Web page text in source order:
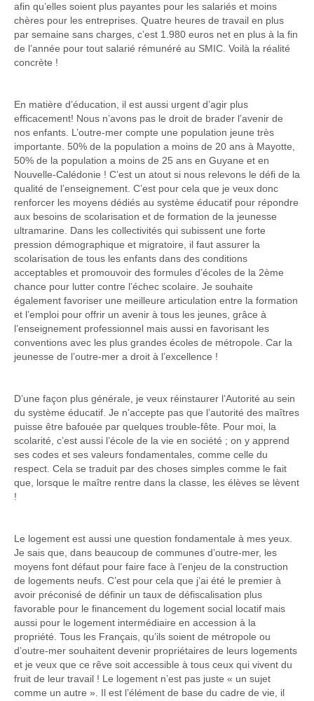
afin qu’elles soient plus payantes pour les salariés et moins
chères pour les entreprises. Quatre heures de travail en plus
par semaine sans charges, c’est 1.980 euros net en plus à la fin
de l’année pour tout salarié rémunéré au SMIC. Voilà la réalité
concrète !
En matière d’éducation, il est aussi urgent d’agir plus
efficacement! Nous n’avons pas le droit de brader l’avenir de
nos enfants. L’outre-mer compte une population jeune très
importante. 50% de la population a moins de 20 ans à Mayotte,
50% de la population a moins de 25 ans en Guyane et en
Nouvelle-Calédonie ! C’est un atout si nous relevons le défi de la
qualité de l’enseignement. C’est pour cela que je veux donc
renforcer les moyens dédiés au système éducatif pour répondre
aux besoins de scolarisation et de formation de la jeunesse
ultramarine. Dans les collectivités qui subissent une forte
pression démographique et migratoire, il faut assurer la
scolarisation de tous les enfants dans des conditions
acceptables et promouvoir des formules d’écoles de la 2ème
chance pour lutter contre l’échec scolaire. Je souhaite
également favoriser une meilleure articulation entre la formation
et l’emploi pour offrir un avenir à tous les jeunes, grâce à
l’enseignement professionnel mais aussi en favorisant les
conventions avec les plus grandes écoles de métropole. Car la
jeunesse de l’outre-mer a droit à l’excellence !
D’une façon plus générale, je veux réinstaurer l’Autorité au sein
du système éducatif. Je n’accepte pas que l’autorité des maîtres
puisse être bafouée par quelques trouble-fête. Pour moi, la
scolarité, c’est aussi l’école de la vie en société ; on y apprend
ses codes et ses valeurs fondamentales, comme celle du
respect. Cela se traduit par des choses simples comme le fait
que, lorsque le maître rentre dans la classe, les élèves se lèvent
!
Le logement est aussi une question fondamentale à mes yeux.
Je sais que, dans beaucoup de communes d’outre-mer, les
moyens font défaut pour faire face à l’enjeu de la construction
de logements neufs. C’est pour cela que j’ai été le premier à
avoir préconisé de définir un taux de défiscalisation plus
favorable pour le financement du logement social locatif mais
aussi pour le logement intermédiaire en accession à la
propriété. Tous les Français, qu’ils soient de métropole ou
d’outre-mer souhaitent devenir propriétaires de leurs logements
et je veux que ce rêve soit accessible à tous ceux qui vivent du
fruit de leur travail ! Le logement n’est pas juste « un sujet
comme un autre ». Il est l’élément de base du cadre de vie, il